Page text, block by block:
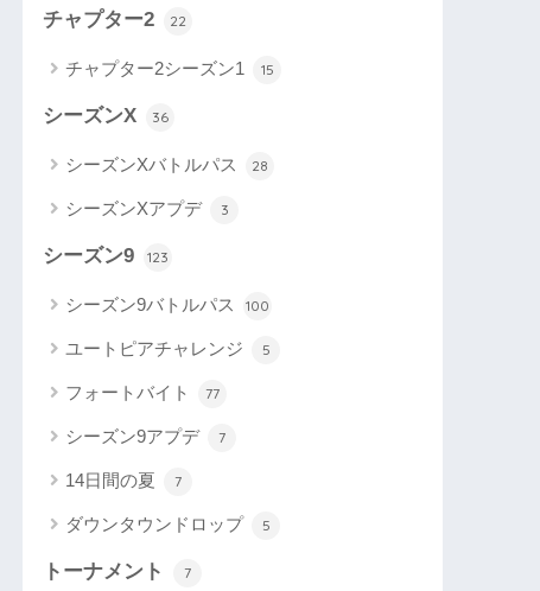
チャプター2 22
チャプター2シーズン1 15
シーズンX 36
シーズンXバトルパス 28
シーズンXアプデ 3
シーズン9 123
シーズン9バトルパス 100
ユートピアチャレンジ 5
フォートバイト 77
シーズン9アプデ 7
14日間の夏 7
ダウンタウンドロップ 5
トーナメント 7